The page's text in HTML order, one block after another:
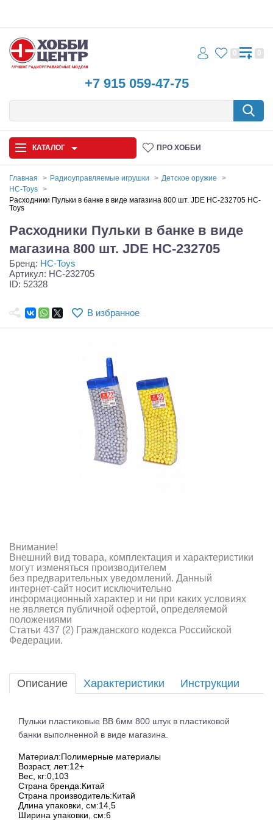
+7 915 059-47-75
0 0
КАТАЛОГ ПРО ХОББИ
Автомодели
Запчасти и аксессуары
Игрушки
Самолеты
Судомодели
Аппаратура и электроника
Аккумуляторы и батарейки
Зарядные устройства и блоки питания
Главная Радиоуправляемые игрушки
Детское оружие
HC-Toys
Расходники Пульки в банке в виде магазина 800 шт. JDE HC-232705 HC-
Toys
Расходники Пульки в банке в виде
магазина 800 шт. JDE HC-232705
Бренд: HC-Toys
Артикул: HC-232705
ID: 52328
В избранное
Внимание!
Внешний вид товара, комплектация и характеристики
могут изменяться производителем
без предварительных уведомлений. Данный
интернет-сайт носит исключительно
информационный характер и ни при каких условиях
не является публичной офертой, определяемой
положениями
Статьи 437 (2) Гражданского кодекса Российской
Федерации.
Описание Характеристики Инструкции
Пульки пластиковые BB 6мм 800 штук в пластиковой
банки выполненной в виде магазина.
Материал:Полимерные материалы
Возраст, лет:12+
Вес, кг:0,103
Страна бренда:Китай
Страна производитель:Китай
Длина упаковки, см:14,5
Ширина упаковки, см:6